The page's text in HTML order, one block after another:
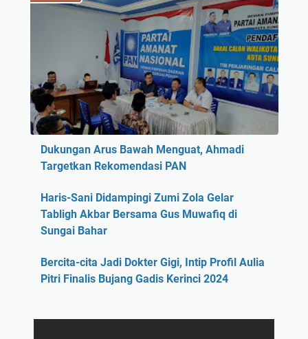
Dukungan Arus Bawah Menguat, Ahmadi
Targetkan Rekomendasi PAN
Haris-Sani Didampingi Zumi Zola Gelar
Tabligh Akbar Bersama Gus Muwafiq di
Sungai Bahar
Bercita-cita Jadi Dokter Gigi, Intip Profil Aulia
Pitri Finalis Bujang Gadis Kerinci 2024